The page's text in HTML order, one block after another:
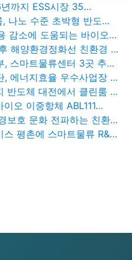
까지 ESS시장 35…
나노 수준 초박형 반도…
감소에 도움되는 바이오…
해양환경정화선 친환경 …
, 스마트물류센터 3곳 추…
, 에너지효율 우수사업장 …
반도체 대전에서 클린룸 …
오 이중항체 ABL111…
보호 문화 전파하는 친환…
평촌에 스마트물류 R&…